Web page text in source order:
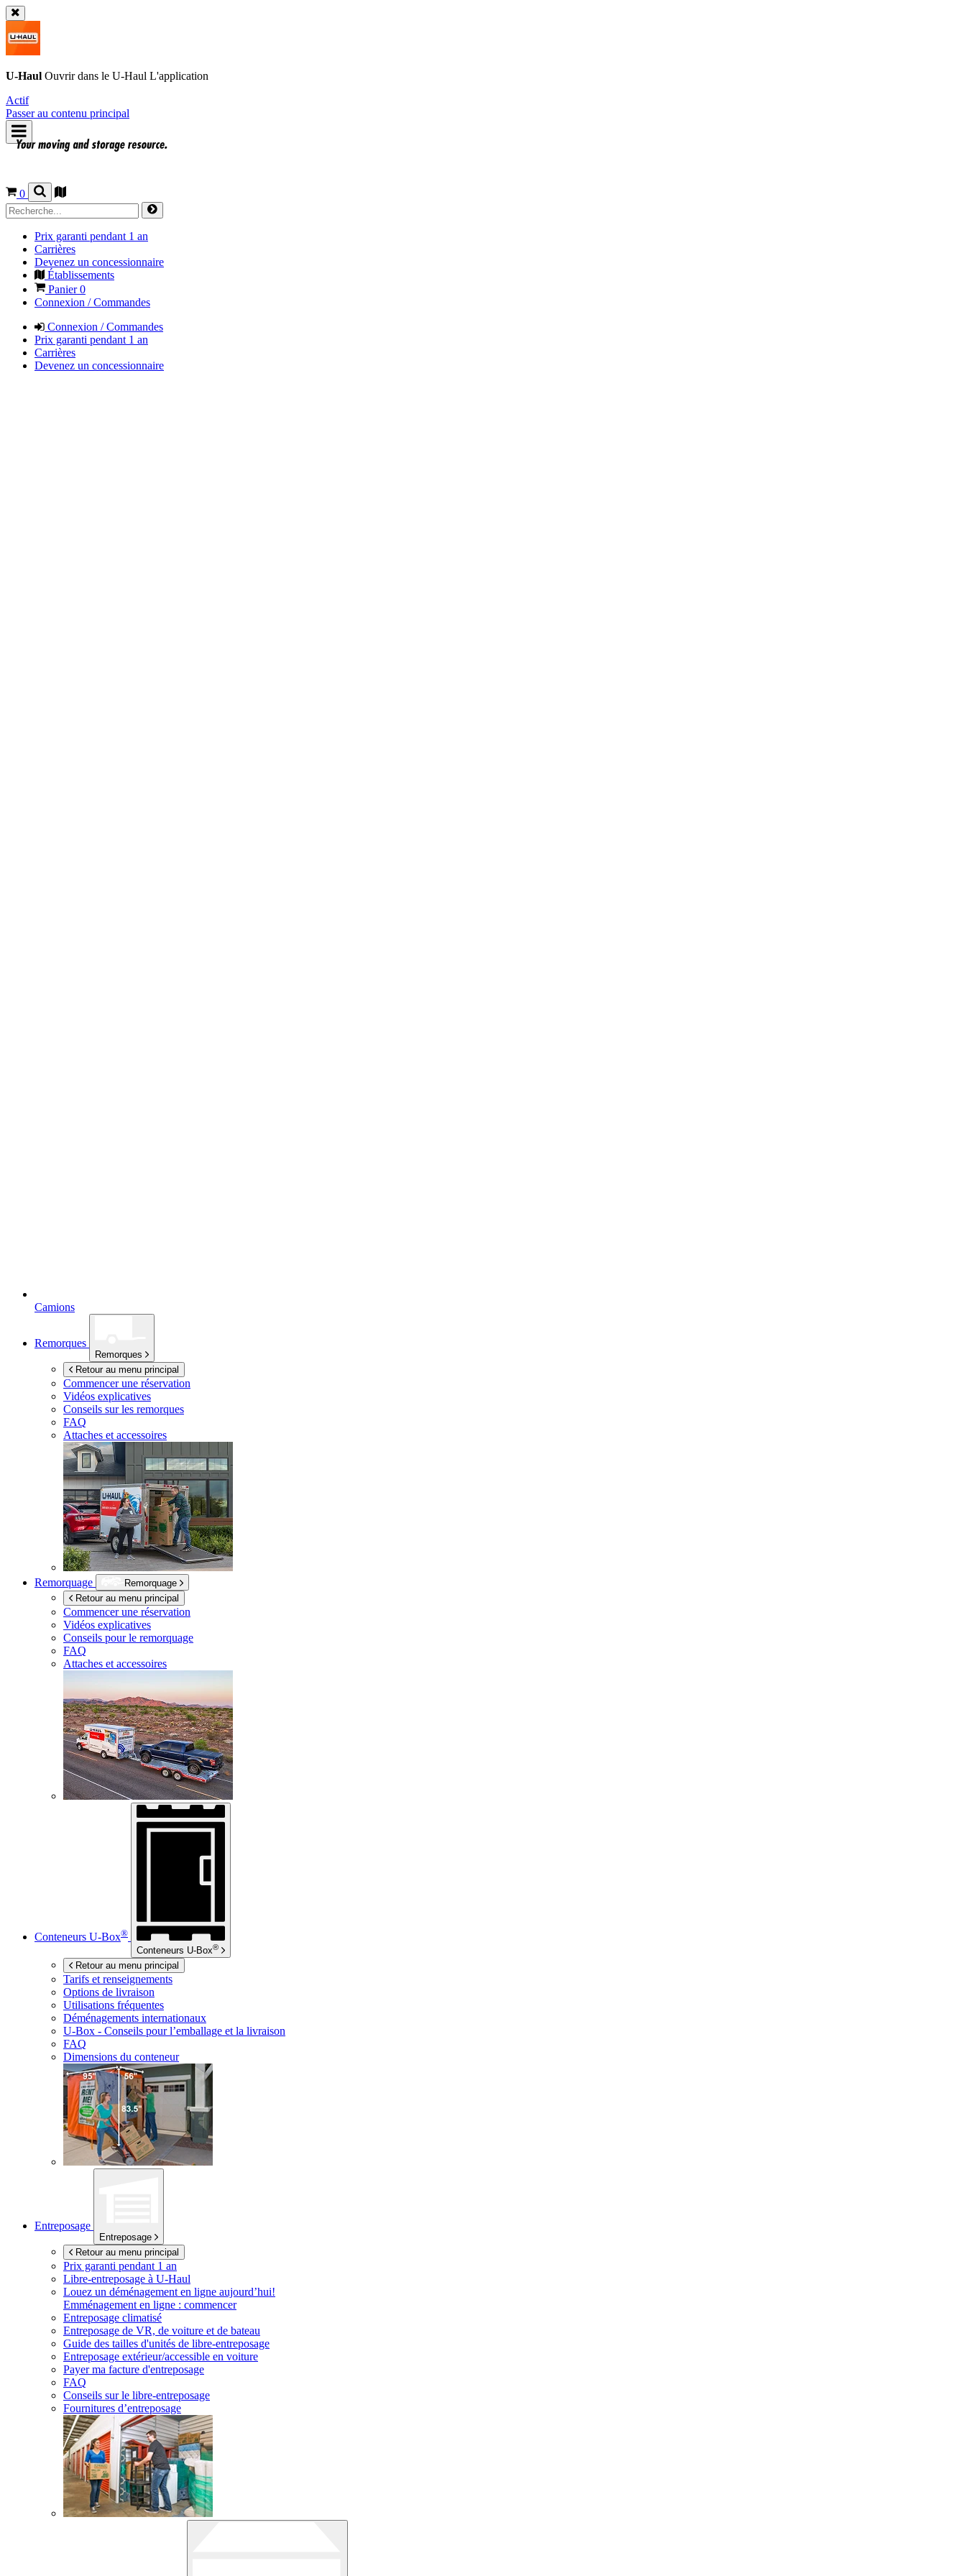
U-Haul Ouvrir dans le U-Haul L'application
Actif
Passer au contenu principal
0
Prix garanti pendant 1 an
Carrières
Devenez un concessionnaire
Établissements
Panier0
Connexion / Commandes
Connexion / Commandes
Prix garanti pendant 1 an
Carrières
Devenez un concessionnaire
Camions
Remorques
Remorques
Retour au menu principal
Commencer une réservation
Vidéos explicatives
Conseils sur les remorques
FAQ
Attaches et accessoires
Remorquage
Remorquage
Retour au menu principal
Commencer une réservation
Vidéos explicatives
Conseils pour le remorquage
FAQ
Attaches et accessoires
Conteneurs U-Box®
Conteneurs U-Box®
Retour au menu principal
Tarifs et renseignements
Options de livraison
Utilisations fréquentes
Déménagements internationaux
U-Box - Conseils pour l’emballage et la livraison
FAQ
Dimensions du conteneur
Entreposage
Entreposage
Retour au menu principal
Prix garanti pendant 1 an
Libre-entreposage à U-Haul
Louez un déménagement en ligne aujourd’hui!
Emménagement en ligne : commencer
Entreposage climatisé
Entreposage de VR, de voiture et de bateau
Guide des tailles d'unités de libre-entreposage
Entreposage extérieur/accessible en voiture
Payer ma facture d'entreposage
FAQ
Conseils sur le libre-entreposage
Fournitures d’entreposage